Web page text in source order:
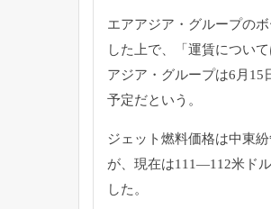
エアアジア・グループの
した上で、「 運賃について
アジア・ グループは6月15
予定だという。
ジェット燃料価格は中東
が、 現在は111―112米ド
した。